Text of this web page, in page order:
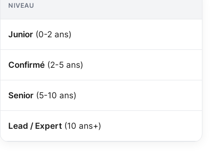
NIVEAU
Junior (0-2 ans)
Confirmé (2-5 ans)
Senior (5-10 ans)
Lead / Expert (10 ans+)